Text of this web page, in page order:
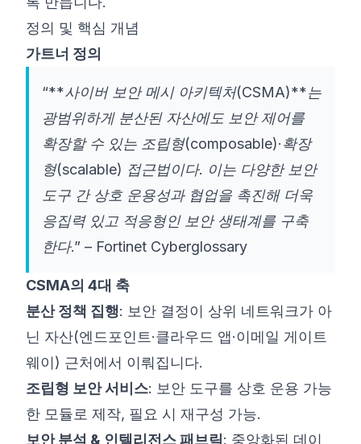
정의 및 핵심 개념
가트너 정의
“**사이버 보안 메시 아키텍처(CSMA)**는
광범위하게 분산된 자산에도 보안 제어를
확장할 수 있는 조립형(composable)·확장
형(scalable) 접근법이다. 이는 다양한 보안
도구 간 상호 운용성과 협업을 촉진해 더욱
응집력 있고 적응형인 보안 생태계를 구축
한다.” – Fortinet Cyberglossary
CSMA의 4대 축
분산 정책 집행: 보안 결정이 상위 네트워크가 아
닌 자산(엔드포인트·클라우드 앱·이메일 게이트
웨이) 근처에서 이뤄집니다.
조립형 보안 서비스: 보안 도구를 상호 운용 가능
한 모듈로 제작, 필요 시 재구성 가능.
보안 분석 & 인텔리전스 패브릭: 중앙화된 데이